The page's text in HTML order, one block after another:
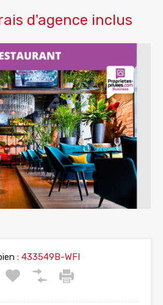
d'agence inclus
: 433549B-WFI